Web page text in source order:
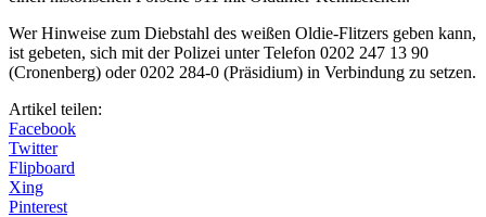
Wer Hinweise zum Diebstahl des weißen Oldie-Flitzers geben kann,
ist gebeten, sich mit der Polizei unter Telefon 0202 247 13 90
(Cronenberg) oder 0202 284-0 (Präsidium) in Verbindung zu setzen.
Artikel teilen:
Facebook
Twitter
Flipboard
Xing
Pinterest